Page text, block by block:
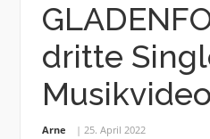
dritte
Musikvideo
Arne 25. April 2022